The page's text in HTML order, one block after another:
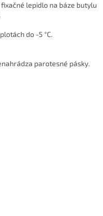
lepidlo na báze butylu
do -5 °C.
parotesné pásky.